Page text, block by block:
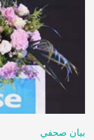
بيان صحفي